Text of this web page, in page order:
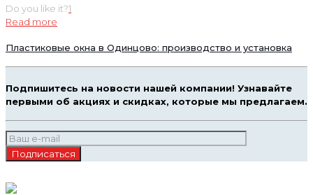
Do you like it?1
Read more
Пластиковые окна в Одинцово: производство и установка
Подпишитесь на новости нашей компании! Узнавайте
первыми об акциях и скидках, которые мы предлагаем.